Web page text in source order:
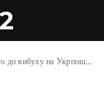
на Укрпошті в Києві